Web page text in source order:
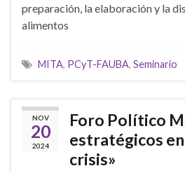
preparación, la elaboración y la
alimentos
MITA, PCyT-FAUBA, Seminario
NOV
20
2024
Foro Político
estratégicos
crisis»